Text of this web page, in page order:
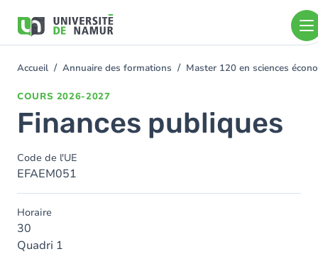
contenu
You
Accueil Annuaire des formations Master 120 en sciences
COURS 2026-2027
Finances publiques
Code de l'UE
EFAEM051
Horaire
30
Quadri 1